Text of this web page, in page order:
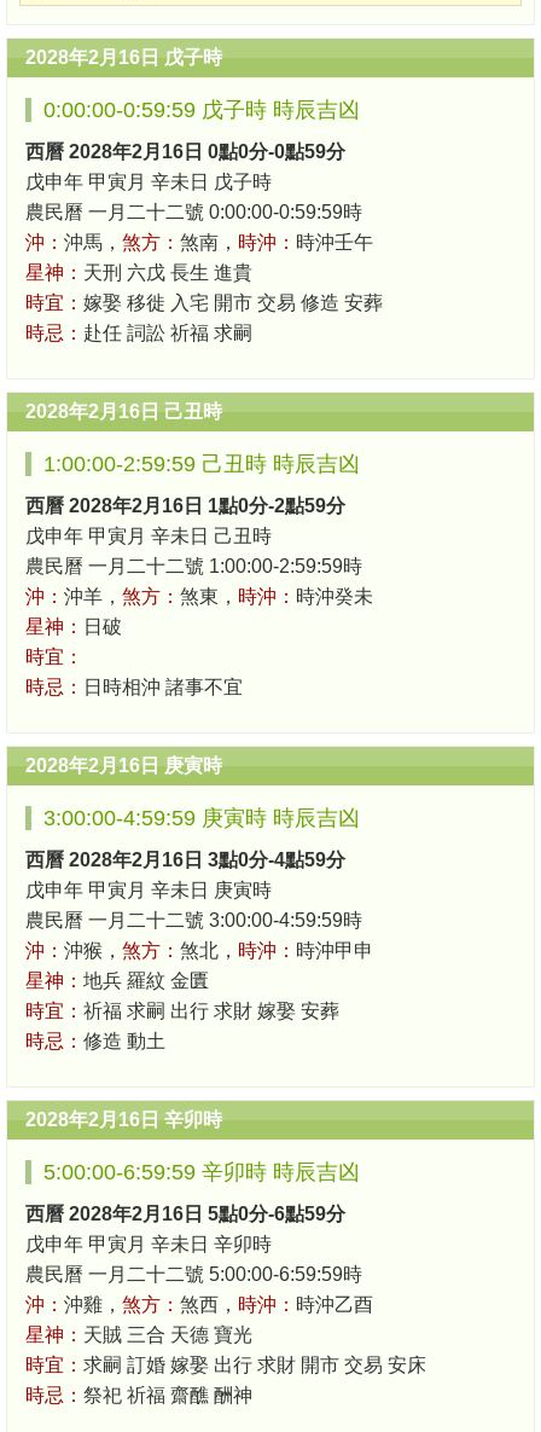
2028年2月16日 戊子時
0:00:00-0:59:59 戊子時 時辰吉凶
西曆 2028年2月16日 0點0分-0點59分
戊申年 甲寅月 辛未日 戊子時
農民曆 一月二十二號 0:00:00-0:59:59時
沖： 沖馬， 煞方： 煞南， 時沖： 時沖壬午
星神： 天刑 六戊 長生 進貴
時宜： 嫁娶 移徙 入宅 開市 交易 修造 安葬
時忌： 赴任 詞訟 祈福 求嗣
2028年2月16日 己丑時
1:00:00-2:59:59 己丑時 時辰吉凶
西曆 2028年2月16日 1點0分-2點59分
戊申年 甲寅月 辛未日 己丑時
農民曆 一月二十二號 1:00:00-2:59:59時
沖： 沖羊， 煞方： 煞東， 時沖： 時沖癸未
星神： 日破
時宜：
時忌： 日時相沖 諸事不宜
2028年2月16日 庚寅時
3:00:00-4:59:59 庚寅時 時辰吉凶
西曆 2028年2月16日 3點0分-4點59分
戊申年 甲寅月 辛未日 庚寅時
農民曆 一月二十二號 3:00:00-4:59:59時
沖： 沖猴， 煞方： 煞北， 時沖： 時沖甲申
星神： 地兵 羅紋 金匱
時宜： 祈福 求嗣 出行 求財 嫁娶 安葬
時忌： 修造 動土
2028年2月16日 辛卯時
5:00:00-6:59:59 辛卯時 時辰吉凶
西曆 2028年2月16日 5點0分-6點59分
戊申年 甲寅月 辛未日 辛卯時
農民曆 一月二十二號 5:00:00-6:59:59時
沖： 沖雞， 煞方： 煞西， 時沖： 時沖乙酉
星神： 天賊 三合 天德 寶光
時宜： 求嗣 訂婚 嫁娶 出行 求財 開市 交易 安床
時忌： 祭祀 祈福 齋醮 酬神